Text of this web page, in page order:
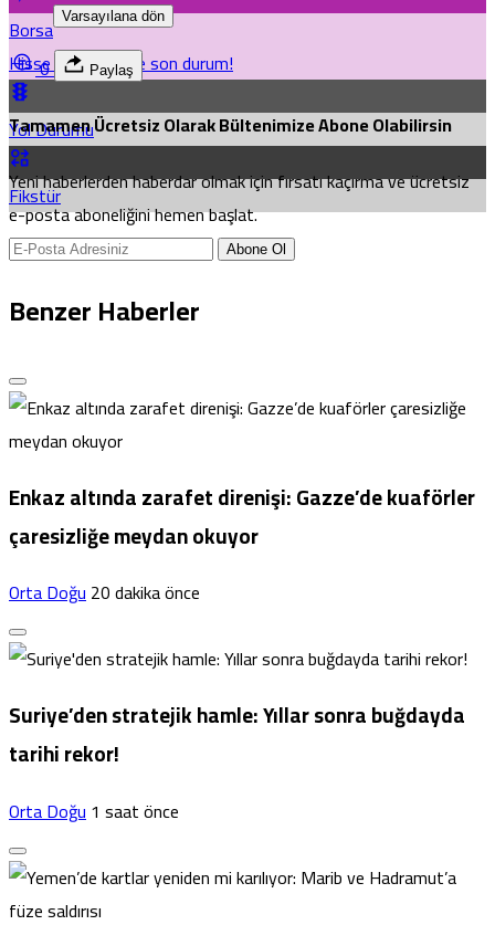
Borsa
Hisse senetlerinde son durum!
Yol Durumu
Fikstür
Varsayılana dön
0 Paylaş
Tamamen Ücretsiz Olarak Bültenimize Abone Olabilirsin
Yeni haberlerden haberdar olmak için fırsatı kaçırma ve ücretsiz
e-posta aboneliğini hemen başlat.
Abone Ol
Benzer Haberler
Enkaz altında zarafet direnişi: Gazze’de kuaförler
çaresizliğe meydan okuyor
Orta Doğu20 dakika önce
Suriye’den stratejik hamle: Yıllar sonra buğdayda
tarihi rekor!
Orta Doğu1 saat önce